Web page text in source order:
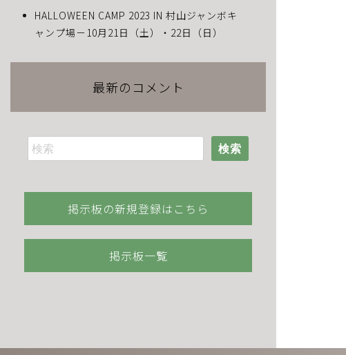
HALLOWEEN CAMP 2023 IN 村山ジャンボキ
ャンプ場－10月21日（土）・22日（日）
最新のコメント
検索
掲示板の新規登録はこちら
掲示板一覧